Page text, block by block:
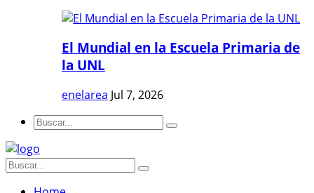
El Mundial en la Escuela Primaria de
la UNL
enelarea Jul 7, 2026